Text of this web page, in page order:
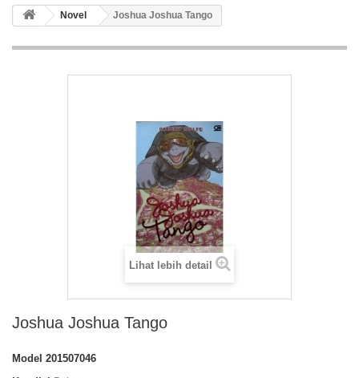
Novel Joshua Joshua Tango
Lihat lebih detail
Joshua Joshua Tango
Model 201507046